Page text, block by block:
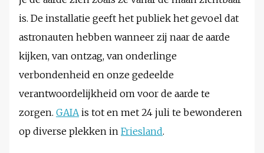
is. De installatie geeft het publiek het gevoel dat
astronauten hebben wanneer zij naar de aarde
kijken, van ontzag, van onderlinge
verbondenheid en onze gedeelde
verantwoordelijkheid om voor de aarde te
zorgen. GAIAis tot en met 24 juli te bewonderen
op diverse plekken in Friesland.